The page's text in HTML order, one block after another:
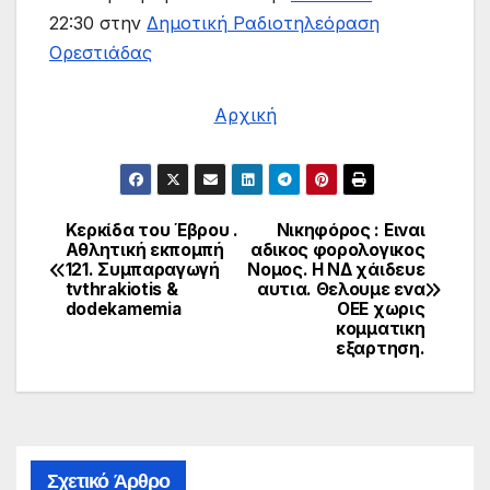
22:30 στην Δημοτική Ραδιοτηλεόραση
Ορεστιάδας
Αρχική
Πλοήγηση
άρθρων
Νικηφόρος : Ειναι
αδικος φορολογικος
Νομος. Η ΝΔ χάιδευε
αυτια. Θελουμε ενα
ΟΕΕ χωρις
κομματικη
εξαρτηση.
Κερκίδα του Έβρου .
Αθλητική εκπομπή
121. Συμπαραγωγή
tvthrakiotis &
dodekamemia
Σχετικό Άρθρο